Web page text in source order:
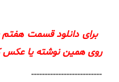
برای دانلود قسمت
روی همین نوشته یا عکس
--------------------------